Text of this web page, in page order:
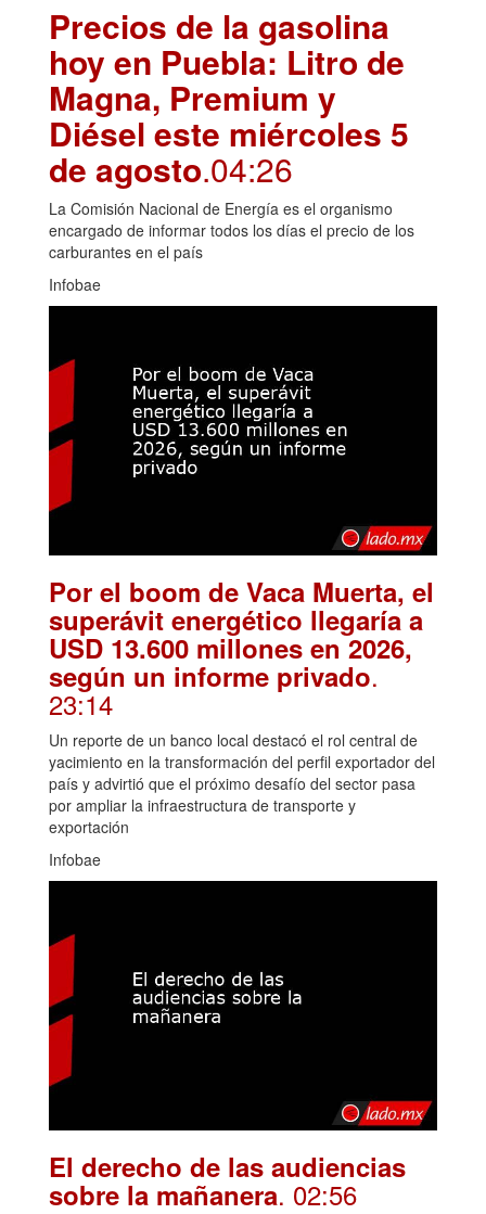
Precios de la gasolina
hoy en Puebla: Litro de
Magna, Premium y
Diésel este miércoles 5
de agosto.04:26
La Comisión Nacional de Energía es el organismo
encargado de informar todos los días el precio de los
carburantes en el país
Infobae
Por el boom de Vaca Muerta, el
superávit energético llegaría a
USD 13.600 millones en 2026,
según un informe privado.
23:14
Un reporte de un banco local destacó el rol central de
yacimiento en la transformación del perfil exportador del
país y advirtió que el próximo desafío del sector pasa
por ampliar la infraestructura de transporte y
exportación
Infobae
El derecho de las audiencias
sobre la mañanera. 02:56